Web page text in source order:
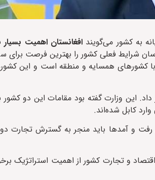
به کشور می‌گویند افغانستان اهمیت بسیار
شرایط فعلی کشور را بهترین فرصت برای
کشورهای همسایه و منطقه است و این
این وزارت گفته بود مقامات این دو
کابل شده‌اند.
و آمدها باید منجر به گسترش تجارت
و تجارت کشور از اهمیت استراتژیک